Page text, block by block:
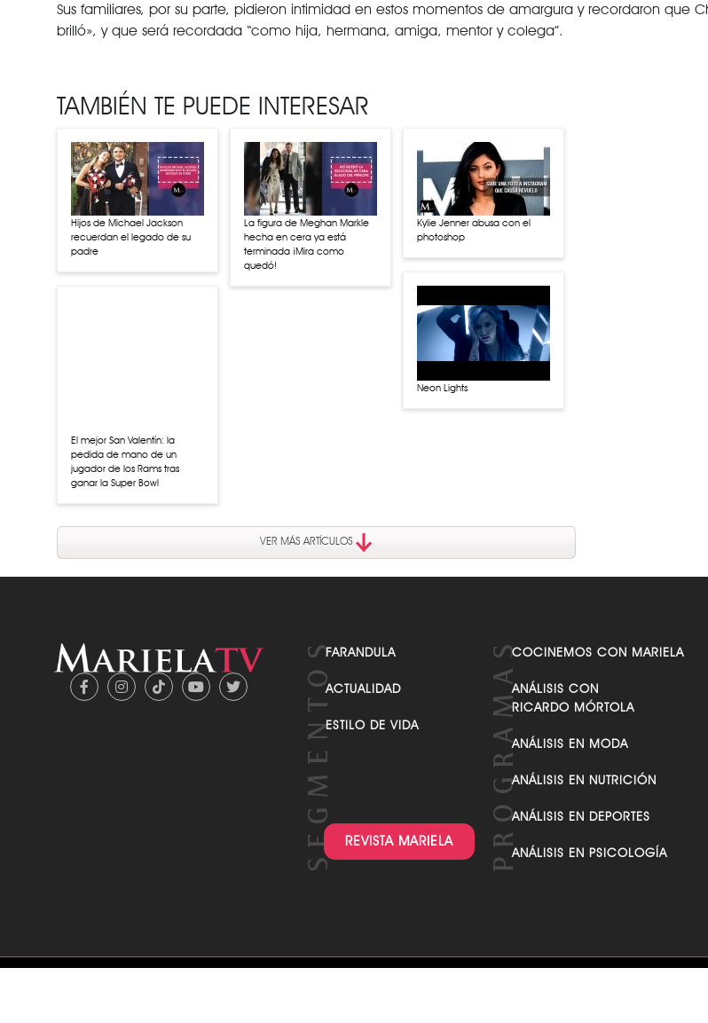
Sus familiares, por su parte, pidieron intimidad en estos momentos de amargura y recordaron que
brilló», y que será recordada “como hija, hermana, amiga, mentor y colega”.
TAMBIÉN TE PUEDE INTERESAR
Hijos de Michael Jackson
recuerdan el legado de su
padre
El mejor San Valentín: la
pedida de mano de un
jugador de los Rams tras
ganar la Super Bowl
La figura de Meghan Markle
hecha en cera ya está
terminada ¡Mira como
quedó!
Kylie Jenner abusa con el
photoshop
Neon Lights
VER MÁS ARTÍCULOS
FARANDULA
ACTUALIDAD
ESTILO DE VIDA
REVISTA MARIELA
COCINEMOS CON MARIELA
ANÁLISIS CON
RICARDO MÓRTOLA
ANÁLISIS EN MODA
ANÁLISIS EN NUTRICIÓN
ANÁLISIS EN DEPORTES
ANÁLISIS EN PSICOLOGÍA